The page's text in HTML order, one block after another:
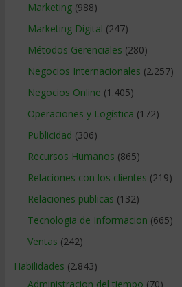
Marketing(988)
Marketing Digital (247)
Métodos Gerenciales (280)
Negocios Internacionales (2.257)
Negocios Online (1.405)
Operaciones y Logística (172)
Publicidad (306)
Recursos Humanos (865)
Relaciones con los clientes (219)
Relaciones publicas (132)
Tecnologia de Informacion (665)
Ventas (242)
Habilidades (2.843)
Administracion del tiempo (70)